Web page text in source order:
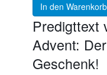
In den Warenkorb
Predigttext
Advent:
Geschenk!